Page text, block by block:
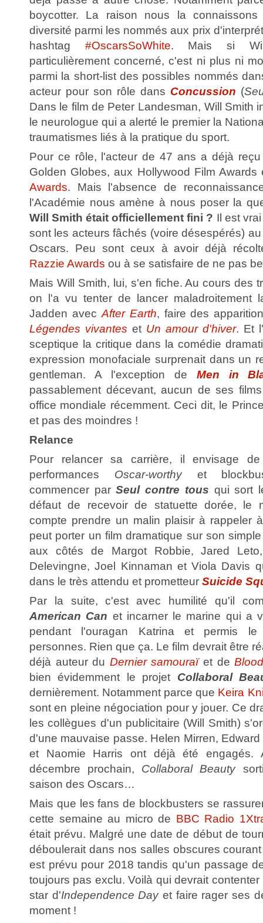
boycotter. La raison nous la
diversité parmi les nommés aux prix
hashtag #OscarsSoWhite. Mais si
particulièrement concerné, c'est ni plus ni
parmi la short-list des possibles nommés
acteur pour son rôle dans Concussion (
Dans le film de Peter Landesman, Will Smith
le neurologue qui a alerté le premier la
traumatismes liés à la pratique du sport.
Pour ce rôle, l'acteur de 47 ans a déjà
Golden Globes, aux Hollywood Film
Awards. Mais l'absence de
l'Académie nous amène à nous poser la
Will Smith était officiellement fini ? Il est
sont les acteurs fâchés (voire désespérés)
Oscars. Peu sont ceux à avoir déjà
Razzie Awards ou à se satisfaire de ne pas
Mais Will Smith, lui, s'en fiche. Au cours des
on l'a vu tenter de lancer maladroitement
Jadden avec After Earth, faire des
Légendes vivantes et Un amour d'hiver. Et
sceptique la critique dans la comédie
expression monofaciale surprenait dans un
gentleman. A l'exception de Men in
passablement décevant, aucun de ses
office mondiale récemment. Ceci dit, le
et pas des moindres !
Relance
Pour relancer sa carrière, il envisage
performances Oscar-worthyet
commencer parSeul contre tous qui sort
défaut de recevoir de statuette dorée, le
compte prendre un malin plaisir à rappeler
peut porter un film dramatique sur son
aux côtés de Margot Robbie, Jared
Delevingne, Joel Kinnaman et Viola Davis
dans le très attendu et prometteur Suicide
Par la suite, c'est avec humilité qu'il
American Can et incarner le marine qui a
pendant l'ouragan Katrina et permis
personnes. Rien que ça. Le film devrait être
déjà auteur du Dernier samouraïet de
bien évidemment le projet Collaboral
dernièrement. Notamment parce que Keira
sont en pleine négociation pour y jouer. Ce
les collègues d'un publicitaire (Will Smith)
d'une mauvaise passe. Helen Mirren,
et Naomie Harris ont déjà été engagés.
décembre prochain, Collaboral Beauty
saison des Oscars…
Mais que les fans de blockbusters se
cette semaine au micro de BBC Radio
était prévu. Malgré une date de début de
déboulerait dans nos salles obscures
est prévu pour 2018 tandis qu'un passage
toujours pas exclu. Voilà qui devrait
star d'Independence Dayet faire rager ses
moment !